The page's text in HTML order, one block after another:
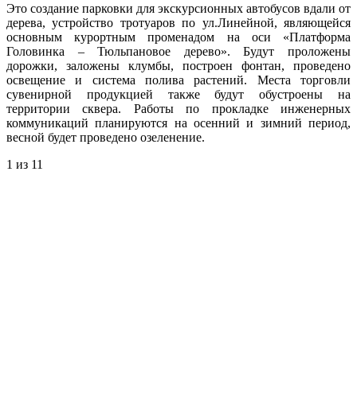
Это создание парковки для экскурсионных автобусов вдали от
дерева, устройство тротуаров по ул.Линейной, являющейся
основным курортным променадом на оси «Платформа
Головинка – Тюльпановое дерево». Будут проложены
дорожки, заложены клумбы, построен фонтан, проведено
освещение и система полива растений. Места торговли
сувенирной продукцией также будут обустроены на
территории сквера. Работы по прокладке инженерных
коммуникаций планируются на осенний и зимний период,
весной будет проведено озеленение.
1 из 11